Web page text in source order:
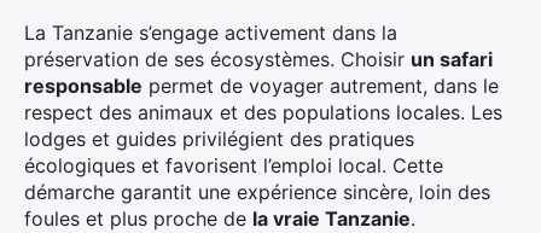
La Tanzanie s’engage activement dans la
préservation de ses écosystèmes. Choisir un safari
responsable permet de voyager autrement, dans le
respect des animaux et des populations locales. Les
lodges et guides privilégient des pratiques
écologiques et favorisent l’emploi local. Cette
démarche garantit une expérience sincère, loin des
foules et plus proche de la vraie Tanzanie.